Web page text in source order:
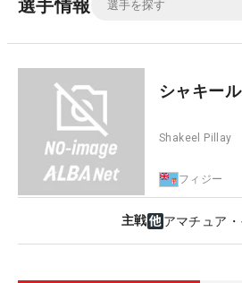
選手情報
シャキー
Shakeel Pillay
フィジー
主戦 アマチュア